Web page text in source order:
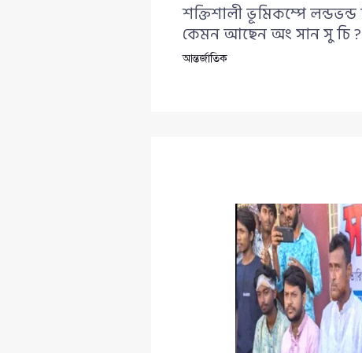
শক্তিশালী ভূমিকম্পে
কেমন আছেন অং সান সু চি ?
আন্তর্জাতিক